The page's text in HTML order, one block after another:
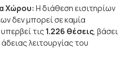
Χώρου: Η διάθεση εισιτηρίων
δεν μπορεί σε καμία
τις 1.226 θέσεις, βάσει
λειτουργίας του